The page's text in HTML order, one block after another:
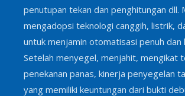
penutupan tekan dan penghitungan dll.
mengadopsi teknologi canggih, listrik,
untuk menjamin otomatisasi penuh dan
Setelah menyegel, menjahit, mengikat
penekanan panas, kinerja penyegelan
yang memiliki keuntungan dari bukti